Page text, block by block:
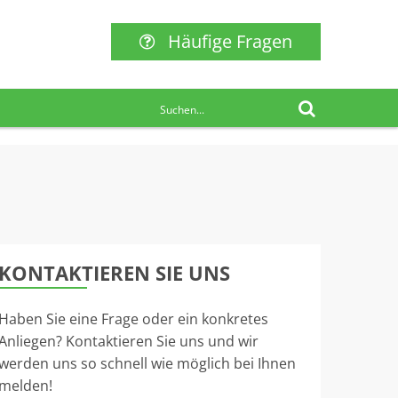
Häufige Fragen
KONTAKTIEREN SIE UNS
Haben Sie eine Frage oder ein konkretes
Kontaktieren Sie uns und wir
uns so schnell wie möglich bei Ihnen
melden!